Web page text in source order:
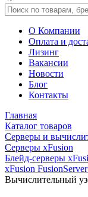
О Компании
Оплата и
Лизинг
Вакансии
Новости
Блог
Контакты
Главная
Каталог товаров
Серверы и
Серверы xFusion
Блейд-серверы
xFusion
Вычислительный